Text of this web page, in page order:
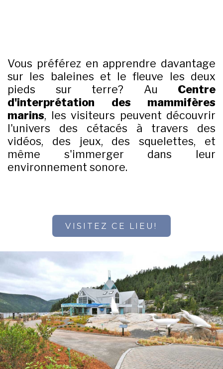
Vous préférez en apprendre davantage
sur les baleines et le fleuve les deux
pieds sur terre? Au Centre
d'interprétation des mammifères
marins, les visiteurs peuvent découvrir
l'univers des cétacés à travers des
vidéos, des jeux, des squelettes, et
même s'immerger dans leur
environnement sonore.
VISITEZ CE LIEU!